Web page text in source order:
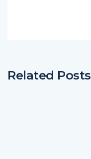
Related Posts